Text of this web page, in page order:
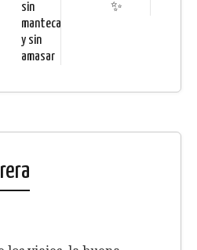
sin
manteca
y sin
amasar
✨